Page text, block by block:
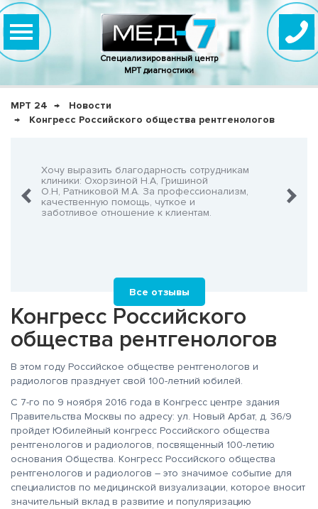
Специализированный центр
МРТ диагностики
МРТ 24
Новости
Конгресс Российского общества рентгенологов
Хочу выразить благодарность сотрудникам
клиники: Охорзиной Н.А, Гришиной
О.Н, Ратниковой М.А. За профессионализм,
качественную помощь, чуткое и
заботливое отношение к клиентам.
Все отзывы
Конгресс Российского
общества рентгенологов
В этом году Российское обществе рентгенологов и
радиологов празднует свой 100-летний юбилей.
С 7-го по 9 ноября 2016 года в Конгресс центре здания
Правительства Москвы по адресу: ул. Новый Арбат, д. 36/9
пройдет Юбилейный конгресс Российского общества
рентгенологов и радиологов, посвященный 100-летию
основания Общества. Конгресс Российского общества
рентгенологов и радиологов – это значимое событие для
специалистов по медицинской визуализации, которое вносит
значительный вклад в развитие и популяризацию